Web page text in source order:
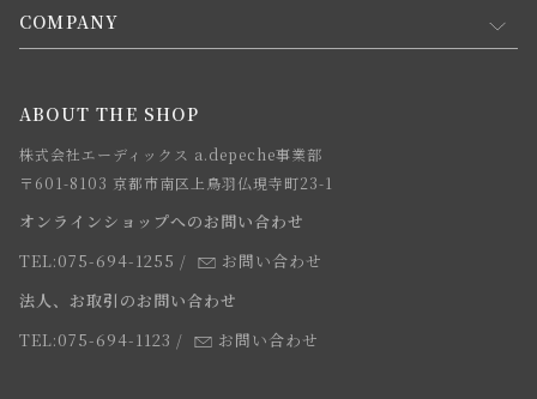
会員規約について
会員登録について
お支払方法について
お届けについて
よくあるご質問
コンセプト
webカタログ
COMPANY
店舗一覧
求人情報
法人のお客様
スタッフ
ABOUT THE SHOP
株式会社エーディックス a.depeche事業部
〒601-8103 京都市南区上鳥羽仏現寺町23-1
オンラインショップへのお問い合わせ
TEL:075-694-1255 /
お問い合わせ
法人、お取引のお問い合わせ
TEL:075-694-1123 / お問い合わせ